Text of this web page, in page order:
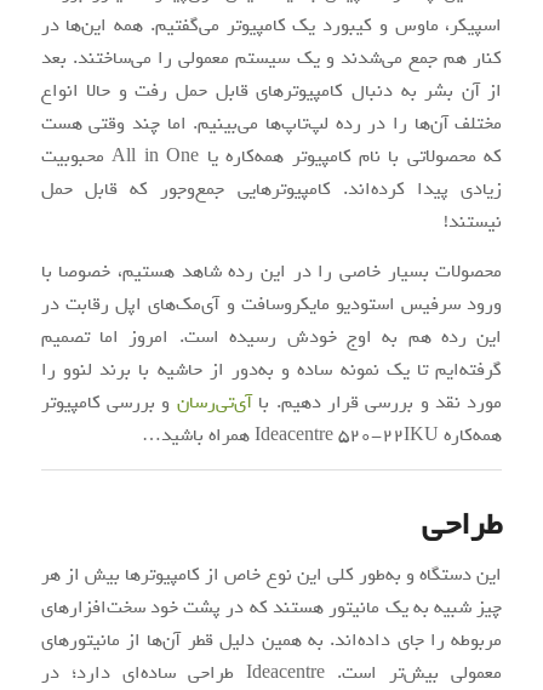
اسپیکر،‌ ماوس و کیبورد یک کامپیوتر می‌گفتیم. همه این‌ها در
کنار هم جمع می‌شدند و یک سیستم معمولی را می‌ساختند. بعد
از آن بشر به دنبال کامپیوترهای قابل حمل رفت و حالا انواع
مختلف آن‌ها را در رده لپ‌تاپ‌ها می‌بینیم. اما چند وقتی هست
که محصولاتی با نام کامپیوتر همه‌کاره یا All in One محبوبیت
زیادی پیدا کرده‌اند. کامپیوترهایی جمع‌وجور که قابل حمل
نیستند!
محصولات بسیار خاصی را در این رده شاهد هستیم، خصوصا با
ورود سرفیس استودیو مایکروسافت و آی‌مک‌های اپل رقابت در
این رده هم به اوج خودش رسیده است. امروز اما تصمیم
گرفته‌ایم تا یک نمونه ساده و به‌دور از حاشیه با برند لنوو را
مورد نقد و بررسی قرار دهیم. باآی‌تی‌رسان و بررسی کامپیوتر
همه‌کاره Ideacentre 520-22IKU همراه باشید…
طراحی
این دستگاه و به‌طور کلی این نوع خاص از کامپیوترها بیش از هر
چیز شبیه به یک مانیتور هستند که در پشت خود سخت‌افزارهای
مربوطه را جای داده‌اند. به همین دلیل قطر آن‌ها از مانیتورهای
معمولی بیش‌تر است. Ideacentre طراحی ساده‌ای دارد؛ در